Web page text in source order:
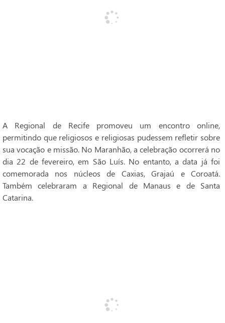
A Regional de Recife promoveu um encontro online,
permitindo que religiosos e religiosas pudessem refletir sobre
sua vocação e missão. No Maranhão, a celebração ocorrerá no
dia 22 de fevereiro, em São Luís. No entanto, a data já foi
comemorada nos núcleos de Caxias, Grajaú e Coroatá.
Também celebraram a Regional de Manaus e de Santa
Catarina.